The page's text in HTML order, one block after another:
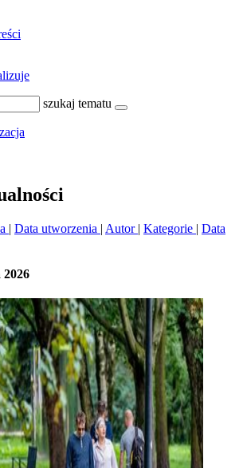
szukaj tematu
| Data utworzenia | Autor | Kategorie | Data
2026